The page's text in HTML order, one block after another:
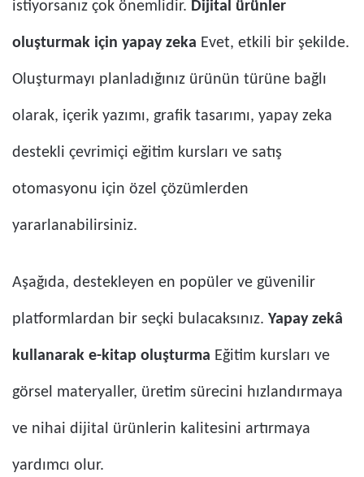
istiyorsanız çok önemlidir. Dijital ürünler
oluşturmak için yapay zeka Evet, etkili bir şekilde.
Oluşturmayı planladığınız ürünün türüne bağlı
olarak, içerik yazımı, grafik tasarımı, yapay zeka
destekli çevrimiçi eğitim kursları ve satış
otomasyonu için özel çözümlerden
yararlanabilirsiniz.
Aşağıda, destekleyen en popüler ve güvenilir
platformlardan bir seçki bulacaksınız. Yapay zekâ
kullanarak e-kitap oluşturma Eğitim kursları ve
görsel materyaller, üretim sürecini hızlandırmaya
ve nihai dijital ürünlerin kalitesini artırmaya
yardımcı olur.